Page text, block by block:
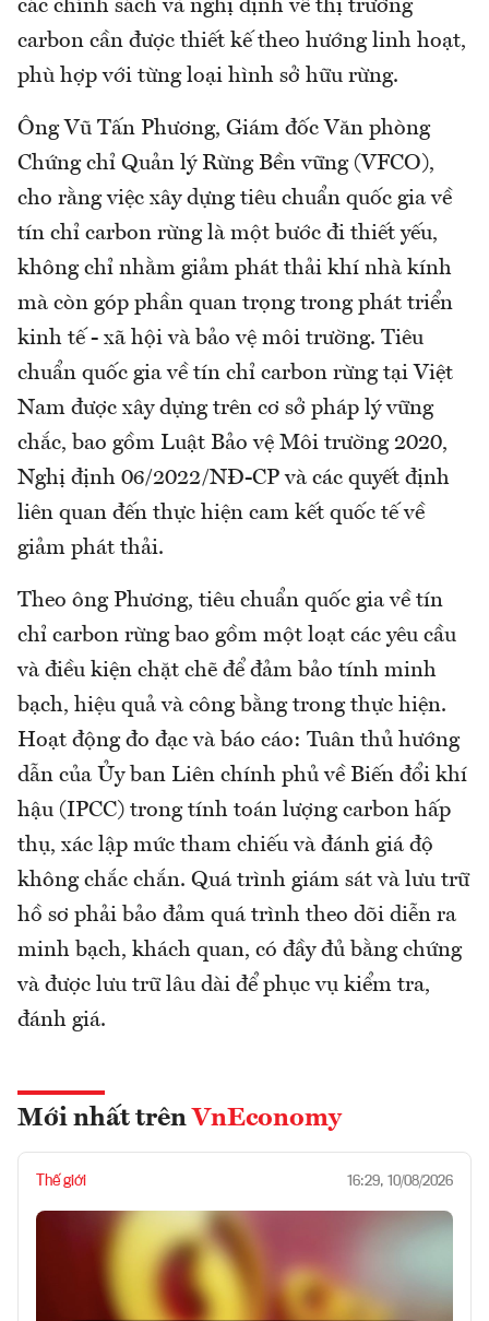
các chính sách và nghị định về thị trường
carbon cần được thiết kế theo hướng linh hoạt,
phù hợp với từng loại hình sở hữu rừng.
Ông Vũ Tấn Phương, Giám đốc Văn phòng
Chứng chỉ Quản lý Rừng Bền vững (VFCO),
cho rằng việc xây dựng tiêu chuẩn quốc gia về
tín chỉ carbon rừng là một bước đi thiết yếu,
không chỉ nhằm giảm phát thải khí nhà kính
mà còn góp phần quan trọng trong phát triển
kinh tế - xã hội và bảo vệ môi trường. Tiêu
chuẩn quốc gia về tín chỉ carbon rừng tại Việt
Nam được xây dựng trên cơ sở pháp lý vững
chắc, bao gồm Luật Bảo vệ Môi trường 2020,
Nghị định 06/2022/NĐ-CP và các quyết định
liên quan đến thực hiện cam kết quốc tế về
giảm phát thải.
Theo ông Phương, tiêu chuẩn quốc gia về tín
chỉ carbon rừng bao gồm một loạt các yêu cầu
và điều kiện chặt chẽ để đảm bảo tính minh
bạch, hiệu quả và công bằng trong thực hiện.
Hoạt động đo đạc và báo cáo: Tuân thủ hướng
dẫn của Ủy ban Liên chính phủ về Biến đổi khí
hậu (IPCC) trong tính toán lượng carbon hấp
thụ, xác lập mức tham chiếu và đánh giá độ
không chắc chắn. Quá trình giám sát và lưu trữ
hồ sơ phải bảo đảm quá trình theo dõi diễn ra
minh bạch, khách quan, có đầy đủ bằng chứng
và được lưu trữ lâu dài để phục vụ kiểm tra,
đánh giá.
Mới nhất trên VnEconomy
Thế giới 16:29, 10/08/2026